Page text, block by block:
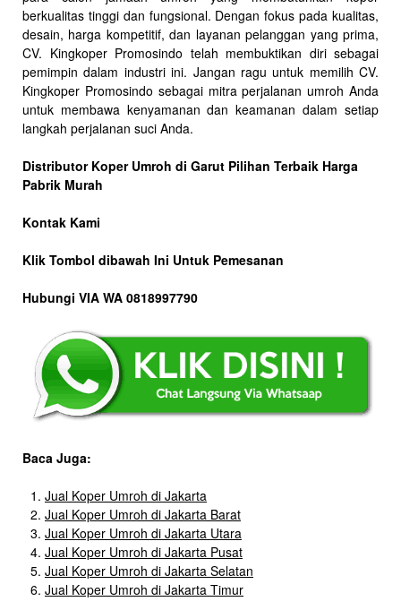
berkualitas tinggi dan fungsional. Dengan fokus pada kualitas,
desain, harga kompetitif, dan layanan pelanggan yang prima,
CV. Kingkoper Promosindo telah membuktikan diri sebagai
pemimpin dalam industri ini. Jangan ragu untuk memilih CV.
Kingkoper Promosindo sebagai mitra perjalanan umroh Anda
untuk membawa kenyamanan dan keamanan dalam setiap
langkah perjalanan suci Anda.
Distributor Koper Umroh di Garut Pilihan Terbaik Harga
Pabrik Murah
Kontak Kami
Klik Tombol dibawah Ini Untuk Pemesanan
Hubungi VIA WA 0818997790
Baca Juga:
Jual Koper Umroh di Jakarta
Jual Koper Umroh di Jakarta Barat
Jual Koper Umroh di Jakarta Utara
Jual Koper Umroh di Jakarta Pusat
Jual Koper Umroh di Jakarta Selatan
Jual Koper Umroh di Jakarta Timur